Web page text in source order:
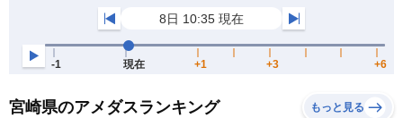
宮崎県のアメダスランキング もっと見る